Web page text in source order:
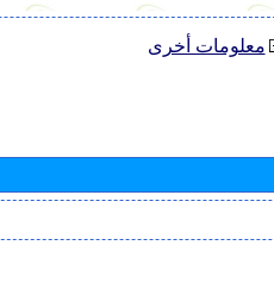
معلومات أخرى